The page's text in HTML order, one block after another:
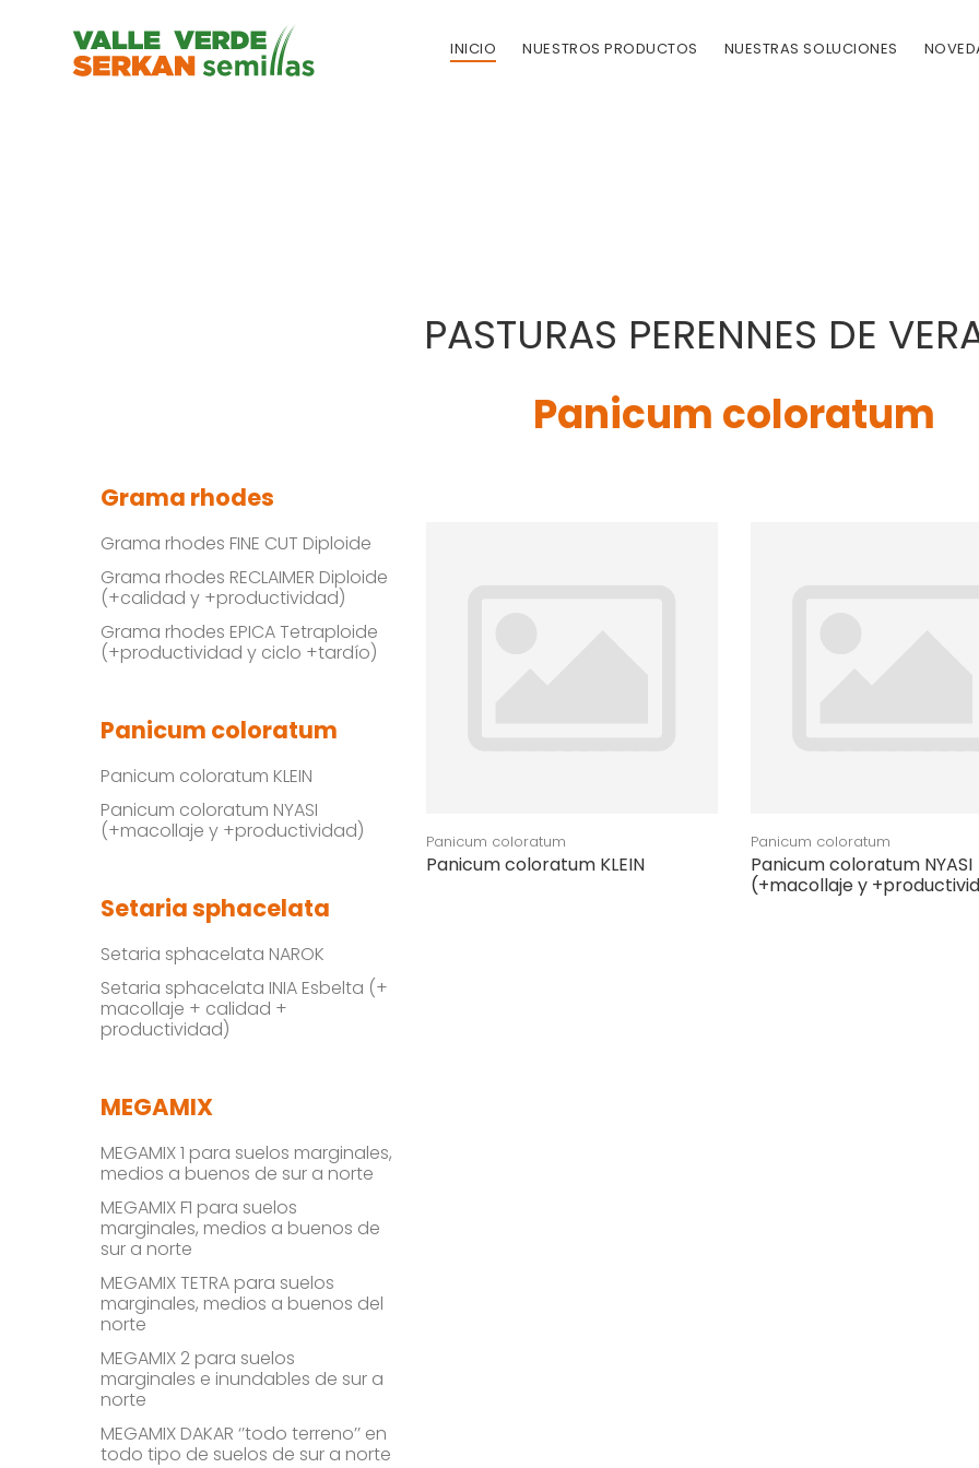
INICIO NUESTROS PRODUCTOS NUESTRAS SOLUCIONES
PASTURAS PERENNES DE
Panicum coloratum
Grama rhodes
Grama rhodes FINE CUT Diploide
Grama rhodes RECLAIMER Diploide
(+calidad y +productividad)
Grama rhodes EPICA Tetraploide
(+productividad y ciclo +tardío)
Panicum coloratum
Panicum coloratum KLEIN
Panicum coloratum NYASI
(+macollaje y +productividad)
Setaria sphacelata
Setaria sphacelata NAROK
Setaria sphacelata INIA Esbelta (+
macollaje + calidad +
productividad)
MEGAMIX
MEGAMIX 1 para suelos marginales,
medios a buenos de sur a norte
MEGAMIX F1 para suelos
marginales, medios a buenos de
sur a norte
MEGAMIX TETRA para suelos
marginales, medios a buenos del
norte
MEGAMIX 2 para suelos
marginales e inundables de sur a
norte
MEGAMIX DAKAR ‘’todo terreno’’ en
todo tipo de suelos de sur a norte
Panicum coloratum
Panicum coloratum KLEIN
Panicum coloratum
Panicum coloratum NYASI
(+macollaje y